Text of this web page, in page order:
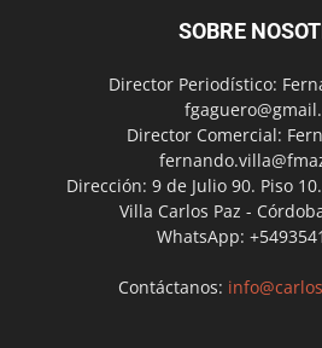
SOBRE
Director Periodístico:
Director Comercial:
Dirección: 9 de Julio 90. Piso
Villa Carlos Paz -
WhatsApp:
Contáctanos: